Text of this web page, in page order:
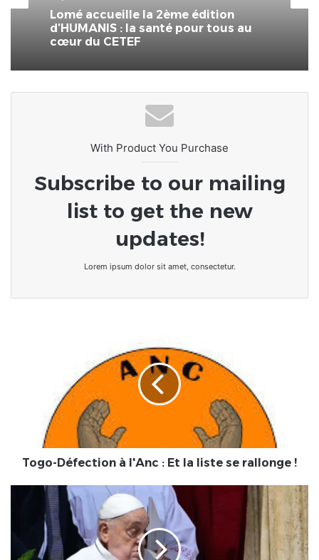
CETEF Togo 2000 –
(FEST’IMMO/SOLARDAYZ : un franc
succès pour l’édition 2026 du Salon
de l’immobilier et de l’habitat
With Product You Purchase
Subscribe to our mailing
list to get the new
updates!
Lorem ipsum dolor sit amet, consectetur.
rallonge
Togo-Défection à l'Anc : Et la liste se rallonge !
pape